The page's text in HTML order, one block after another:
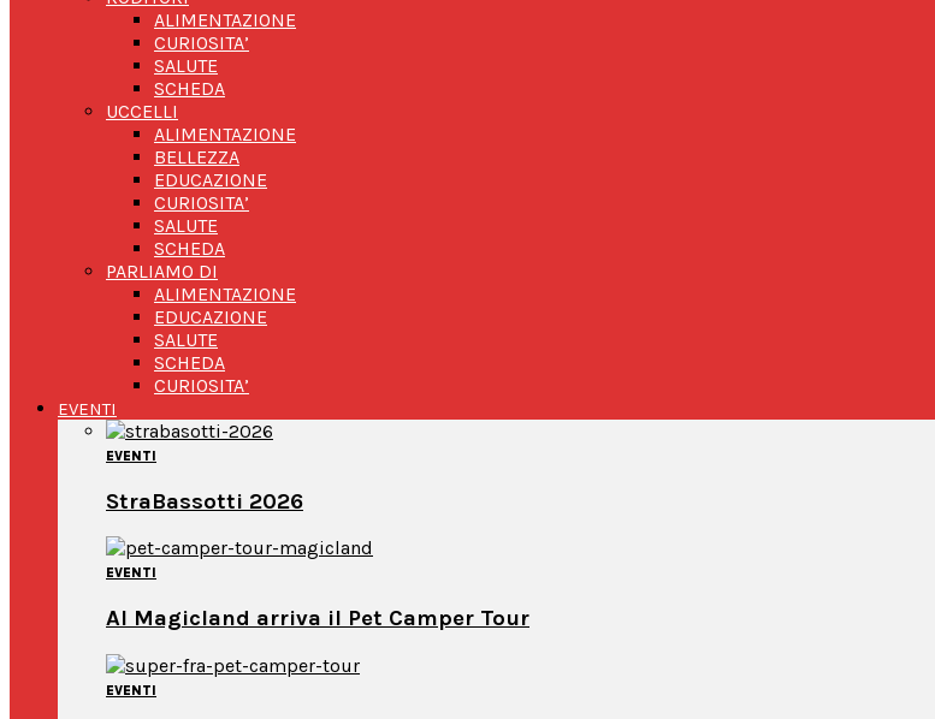
ALIMENTAZIONE
CURIOSITA’
SALUTE
SCHEDA
UCCELLI
ALIMENTAZIONE
BELLEZZA
EDUCAZIONE
CURIOSITA’
SALUTE
SCHEDA
PARLIAMO DI
ALIMENTAZIONE
EDUCAZIONE
SALUTE
SCHEDA
CURIOSITA’
EVENTI
EVENTI
StraBassotti 2026
EVENTI
Al Magicland arriva il Pet Camper Tour
EVENTI